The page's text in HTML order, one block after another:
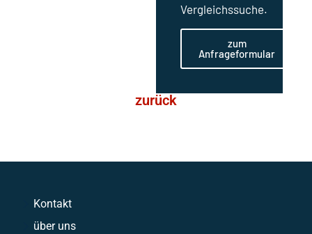
Vergleichssuche.
zum
Anfrageformular
zurück
Kontakt
über uns